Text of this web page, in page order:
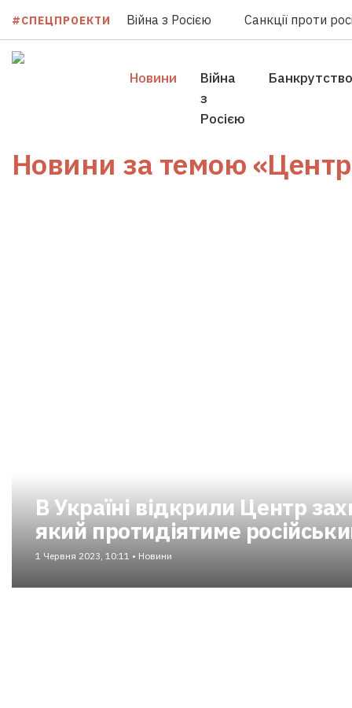
#СПЕЦПРОЕКТИ Війна з Росією Санкції проти
Новини
Війна
з
Росією
Банкрутство
Новини за темою
В Україні відкрили Центр
який протидіятиме
1 Червня 2023, 10:11 • Новини